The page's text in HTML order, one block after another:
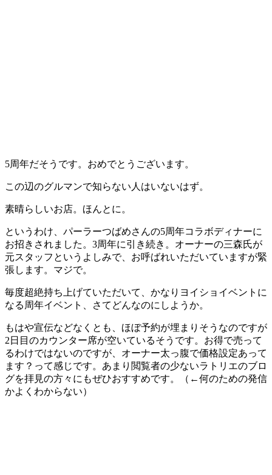
5周年だそうです。おめでとうございます。
この辺のグルマンで知らない人はいないはず。
素晴らしいお店。ほんとに。
というわけ、パーラーつばめさんの5周年コラボディナーに
お招きされました。3周年に引き続き。オーナーの三森氏が
元スタッフというよしみで、お呼ばれいただいていますが緊
張します。マジで。
毎度超絶持ち上げていただいて、かなりヨイショイベントに
なる周年イベント、さてどんなのにしようか。
もはや宣伝などなくとも、ほぼ予約が埋まりそうなのですが
2日目のカウンター席が空いているそうです。お得で売って
るわけではないのですが、オーナー太っ腹で価格設定あって
ます？って感じです。あまり閲覧者の少ないラトリエのブロ
グを拝見の方々にもぜひおすすめです。（←何のための発信
かよくわからない）